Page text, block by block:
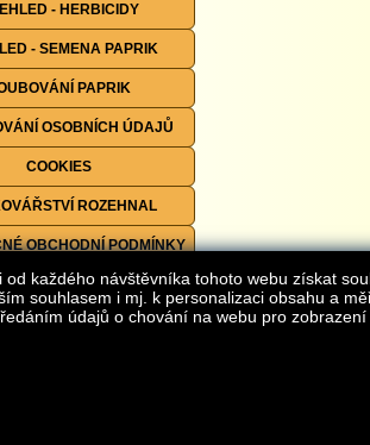
- HERBICIDY
- SEMENA PAPRIK
PAPRIK
OSOBNÍCH ÚDAJŮ
COOKIES
ROZEHNAL
OBCHODNÍ PODMÍNKY
KE STAŽENÍ
od každého návštěvníka tohoto webu získat
souhlasem i mj. k personalizaci obsahu a
údajů o chování na webu pro